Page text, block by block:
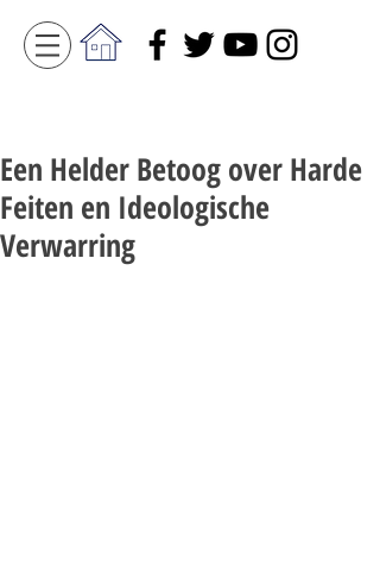
Een Helder Betoog over Harde
Feiten en Ideologische
Verwarring